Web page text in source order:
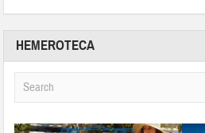
HEMEROTECA